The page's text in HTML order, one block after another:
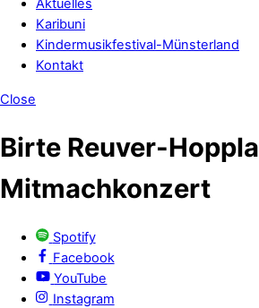
Aktuelles
Karibuni
Kindermusikfestival-Münsterland
Kontakt
Close
Birte Reuver-Hoppla
Mitmachkonzert
Spotify
Facebook
YouTube
Instagram